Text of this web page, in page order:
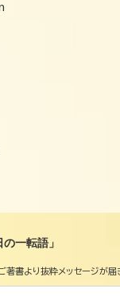
一転語」
書より抜粋メッセージが届